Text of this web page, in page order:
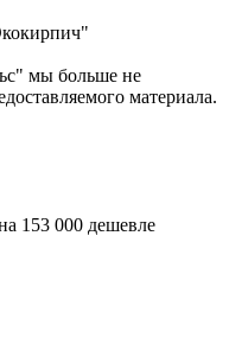
мы больше не
материала.
153 000 дешевле